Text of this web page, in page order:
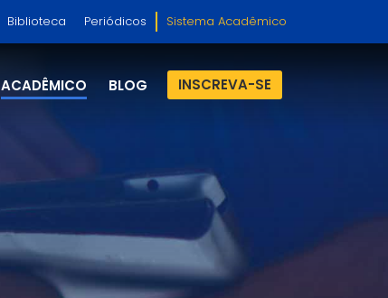
Biblioteca Periódicos Sistema Acadêmico
ACADÊMICO BLOG INSCREVA-SE